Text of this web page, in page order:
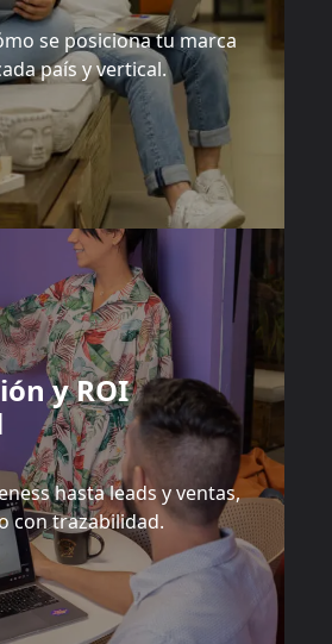
se posiciona tu marca
país y vertical.
y ROI
hasta leads y ventas,
con trazabilidad.